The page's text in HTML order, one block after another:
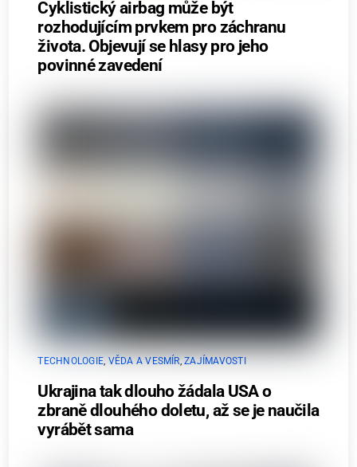
Cyklistický airbag může být
rozhodujícím prvkem pro záchranu
života. Objevují se hlasy pro jeho
povinné zavedení
TECHNOLOGIE VĚDA A VESMÍR ,ZAJÍMAVOSTI
Ukrajina tak dlouho žádala USA o
zbraně dlouhého doletu, až se je naučila
vyrábět sama